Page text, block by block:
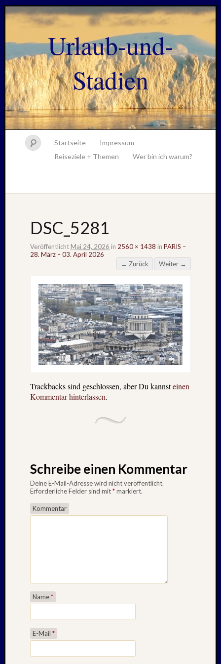
Urlaub-und-
Stadien
Startseite
Impressum
Reiseziele + Themen
Wer bin ich warum?
DSC_5281
Veröffentlicht Mai 24, 2026 in 2560 × 1438 in PARIS –
28. März – 03. April 2026
← Zurück
Weiter →
Trackbacks sind geschlossen, aber Du kannsteinen
Kommentar hinterlassen.
Schreibe einen Kommentar
Deine E-Mail-Adresse wird nicht veröffentlicht.
Erforderliche Felder sind mit*markiert.
Kommentar
Name*
E-Mail *